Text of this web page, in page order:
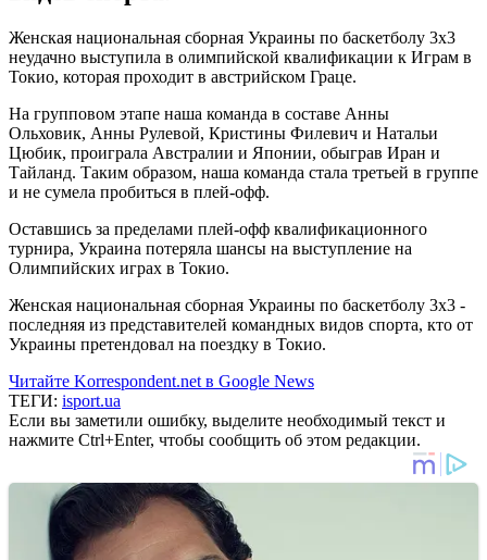
Женская национальная сборная Украины по баскетболу 3х3
неудачно выступила в олимпийской квалификации к Играм в
Токио, которая проходит в австрийском Граце.
На групповом этапе наша команда в составе Анны
Ольховик, Анны Рулевой, Кристины Филевич и Натальи
Цюбик, проиграла Австралии и Японии, обыграв Иран и
Тайланд. Таким образом, наша команда стала третьей в группе
и не сумела пробиться в плей-офф.
Оставшись за пределами плей-офф квалификационного
турнира, Украина потеряла шансы на выступление на
Олимпийских играх в Токио.
Женская национальная сборная Украины по баскетболу 3х3 -
последняя из представителей командных видов спорта, кто от
Украины претендовал на поездку в Токио.
Читайте Korrespondent.net в Google News
ТЕГИ: isport.ua
Если вы заметили ошибку, выделите необходимый текст и
нажмите Ctrl+Enter, чтобы сообщить об этом редакции.